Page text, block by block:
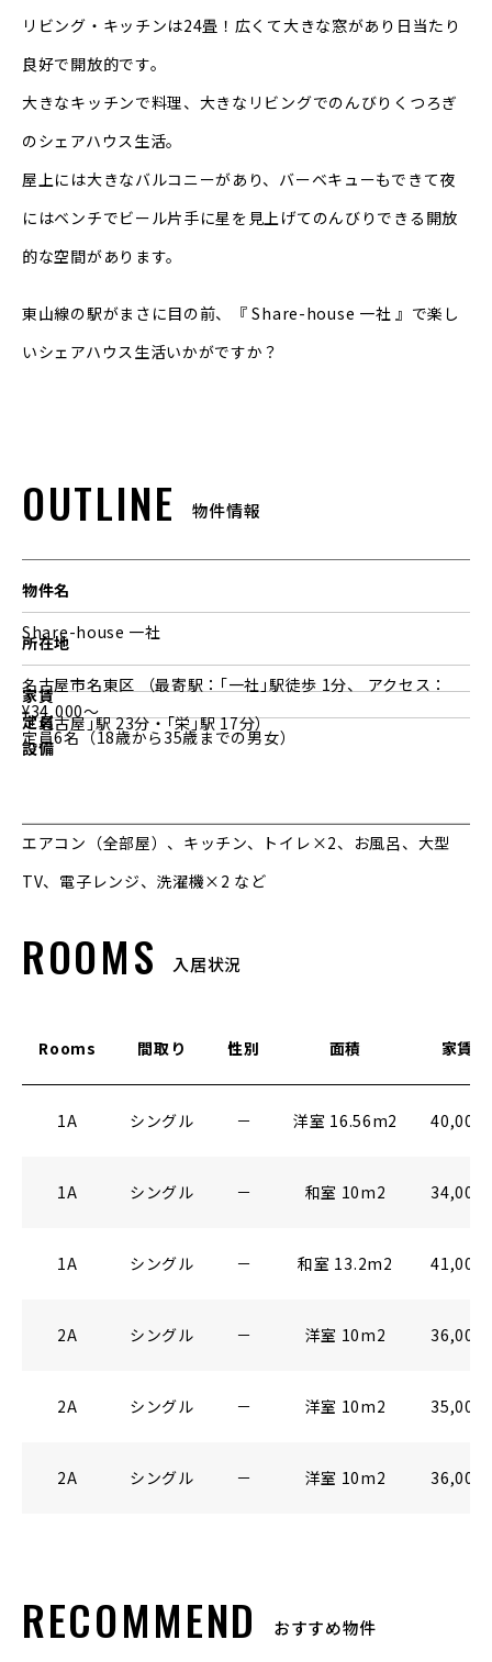
リビング・キッチンは24畳！広くて大きな窓があり日当たり
良好で開放的です。
大きなキッチンで料理、大きなリビングでのんびりくつろぎ
のシェアハウス生活。
屋上には大きなバルコニーがあり、バーベキューもできて夜
にはベンチでビール片手に星を見上げてのんびりできる開放
的な空間があります。
東山線の駅がまさに目の前、『 Share-house 一社 』で楽し
いシェアハウス生活いかがですか？
OUTLINE 物件情報
物件名
Share-house 一社
所在地
名古屋市名東区 （最寄駅：｢一社｣駅徒歩 1分、 アクセス：
「名古屋｣駅 23分・｢栄｣駅 17分）
家賃
¥34,000〜
定員
定員6名（18歳から35歳までの男女）
設備
エアコン（全部屋）、キッチン、トイレ×2、お風呂、大型
TV、電子レンジ、洗濯機×2 など
ROOMS 入居状況
Rooms 間取り 性別 面積 家賃
1A シングル － 洋室 16.56m2 40,000
1A シングル － 和室 10m2 34,000
1A シングル － 和室 13.2m2 41,000
2A シングル － 洋室 10m2 36,000
2A シングル － 洋室 10m2 35,000
2A シングル － 洋室 10m2 36,000
RECOMMEND おすすめ物件